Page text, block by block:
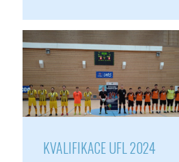
KVALIFIKACE UFL 2024